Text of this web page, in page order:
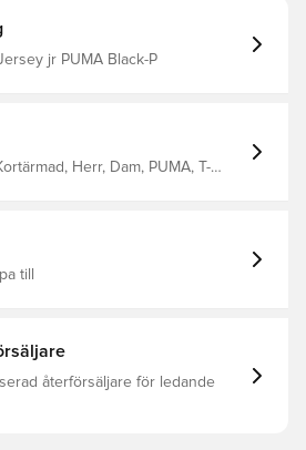
jr PUMA Black-P
Herr, Dam, PUMA, T-
till
återförsäljare för ledande